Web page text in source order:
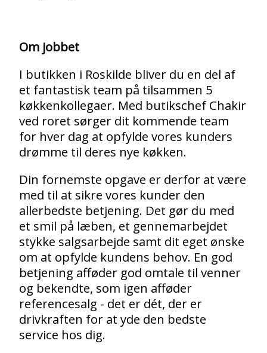
Om jobbet
I butikken i Roskilde bliver du en del af
et fantastisk team på tilsammen 5
køkkenkollegaer. Med butikschef Chakir
ved roret sørger dit kommende team
for hver dag at opfylde vores kunders
drømme til deres nye køkken.
Din fornemste opgave er derfor at være
med til at sikre vores kunder den
allerbedste betjening. Det gør du med
et smil på læben, et gennemarbejdet
stykke salgsarbejde samt dit eget ønske
om at opfylde kundens behov. En god
betjening afføder god omtale til venner
og bekendte, som igen afføder
referencesalg - det er dét, der er
drivkraften for at yde den bedste
service hos dig.